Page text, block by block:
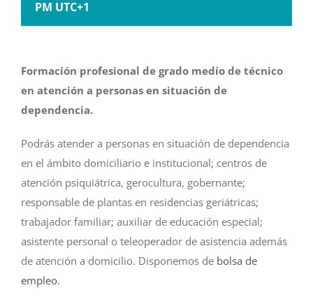
PM UTC+1
Formación profesional de grado medio de técnico
en atención a personas en situación de
dependencia.
Podrás atender a personas en situación de dependencia
en el ámbito domiciliario e institucional; centros de
atención psiquiátrica, gerocultura, gobernante;
responsable de plantas en residencias geriátricas;
trabajador familiar; auxiliar de educación especial;
asistente personal o teleoperador de asistencia además
de atención a domicilio. Disponemos de bolsa de
empleo.